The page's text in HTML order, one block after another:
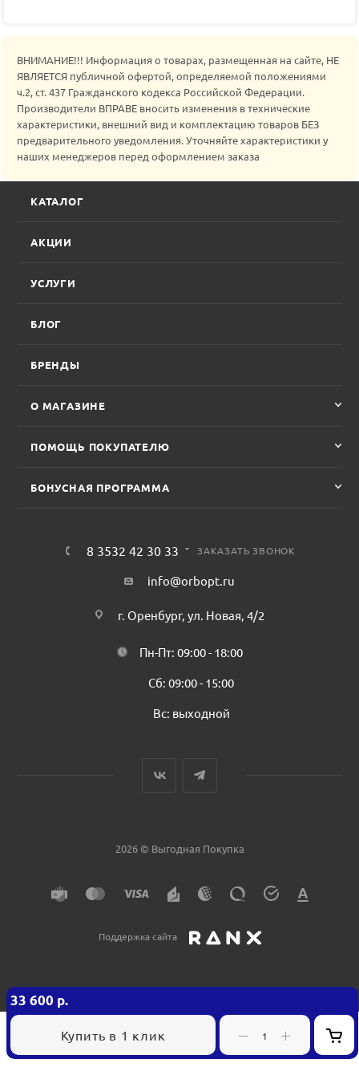
33 600 р.
Купить в 1 клик
ВНИМАНИЕ!!! Информация о товарах, размещенная на сайте, НЕ
ЯВЛЯЕТСЯ публичной офертой, определяемой положениями
ч.2, ст. 437 Гражданского кодекса Российской Федерации.
Производители ВПРАВЕ вносить изменения в технические
характеристики, внешний вид и комплектацию товаров БЕЗ
предварительного уведомления. Уточняйте характеристики у
наших менеджеров перед оформлением заказа
КАТАЛОГ
АКЦИИ
УСЛУГИ
БЛОГ
БРЕНДЫ
О МАГАЗИНЕ
ПОМОЩЬ ПОКУПАТЕЛЮ
БОНУСНАЯ ПРОГРАММА
8 3532 42 30 33 ЗАКАЗАТЬ ЗВОНОК
info@orbopt.ru
г. Оренбург, ул. Новая, 4/2
Пн-Пт: 09:00 - 18:00
Сб: 09:00 - 15:00
Вс: выходной
2026 © Выгодная Покупка
Поддержка сайта